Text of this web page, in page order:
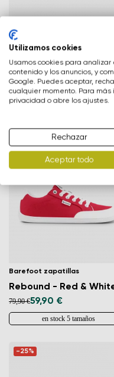
Selecciona un
Barefoot zapatillas
79,90 €59,90 €
en stock todos los tamaños
Barefoot zapatillas
Rebound - Red &
79,90 €59,90 €
en stock 5 tamaños
-25%
Utilizamos cookies
Usamos cookies para
contenido y los anuncios, y
Google. Puedes aceptar,
cualquier momento. Para
privacidad o abre los ajustes.
Rechazar
Aceptar todo